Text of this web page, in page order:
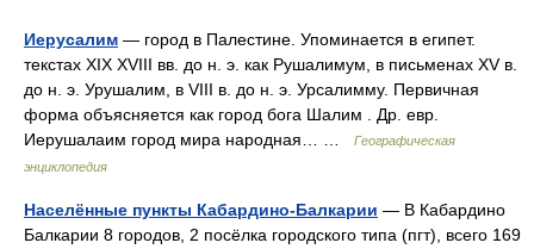
Иерусалим — город в Палестине. Упоминается в египет.
текстах XIX XVIII вв. до н. э. как Рушалимум, в письменах XV в.
до н. э. Урушалим, в VIII в. до н. э. Урсалимму. Первичная
форма объясняется как город бога Шалим . Др. евр.
Иерушалаим город мира народная… …
Географическая
энциклопедия
Населённые пункты Кабардино-Балкарии — В Кабардино
Балкарии 8 городов, 2 посёлка городского типа (пгт), всего 169